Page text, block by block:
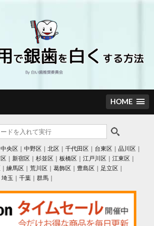
content
HOME
中央区 中野区 北区 千代田区 台東区
品川区
新宿区 杉並区 板橋区 江戸川区
江東区
練馬区 荒川区 葛飾区 豊島区
足立区
埼玉 千葉 群馬